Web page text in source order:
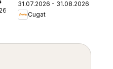
31.07.2026 - 31.08.2026
Cugat